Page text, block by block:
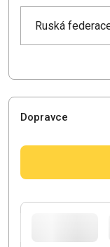
Dopravce